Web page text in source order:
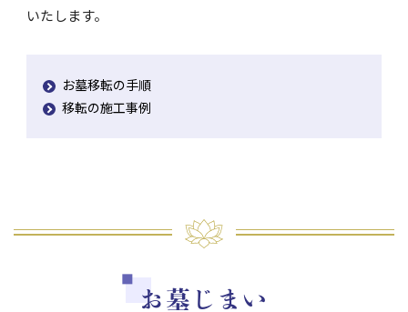
いたします。
お墓移転の手順
移転の施工事例
お墓じまい